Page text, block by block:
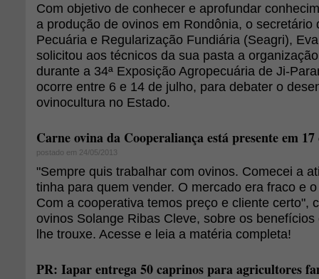
Com objetivo de conhecer e aprofundar
a produção de ovinos em Rondônia, o secretário
Pecuária e Regularização Fundiária (Seagri),
solicitou aos técnicos da sua pasta a
durante a 34ª Exposição Agropecuária de Ji-
ocorre entre 6 e 14 de julho, para debater o
ovinocultura no Estado.
Carne ovina da Cooperaliança está presente em
postado em 24/05/2013
"Sempre quis trabalhar com ovinos. Comecei a
tinha para quem vender. O mercado era fraco e
Com a cooperativa temos preço e cliente certo",
ovinos Solange Ribas Cleve, sobre os
lhe trouxe. Acesse e leia a matéria completa!
PR: Iapar entrega 50 caprinos para agricultores